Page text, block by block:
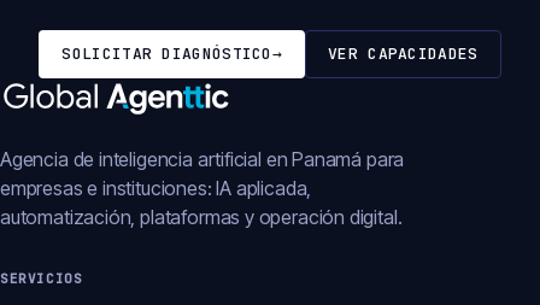
SOLICITAR DIAGNÓSTICO→ VER CAPACIDADES
Agencia de inteligencia artificial en Panamá para
empresas e instituciones: IA aplicada,
automatización, plataformas y operación digital.
SERVICIOS